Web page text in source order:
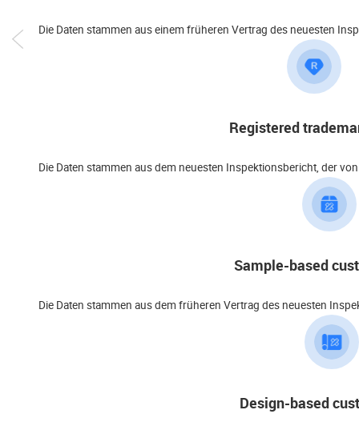
Die Daten stammen aus einem früheren Vertrag des neuesten
Registered
Die Daten stammen aus dem neuesten Inspektionsbericht, der
Sample-based
Die Daten stammen aus dem früheren Vertrag des neuesten
Design-based